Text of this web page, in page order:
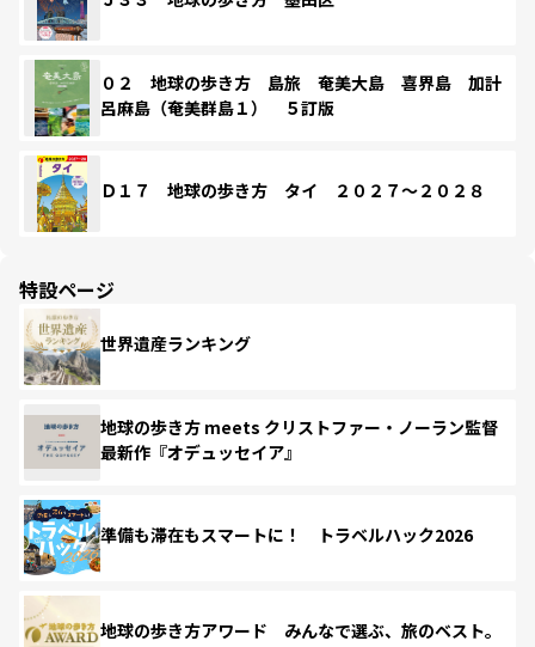
０２ 地球の歩き方 島旅 奄美大島 喜界島 加計
呂麻島（奄美群島１） ５訂版
Ｄ１７ 地球の歩き方 タイ ２０２７～２０２８
特設ページ
世界遺産ランキング
地球の歩き方 meets クリストファー・ノーラン監督
最新作『オデュッセイア』
準備も滞在もスマートに！ トラベルハック2026
地球の歩き方アワード みんなで選ぶ、旅のベスト。